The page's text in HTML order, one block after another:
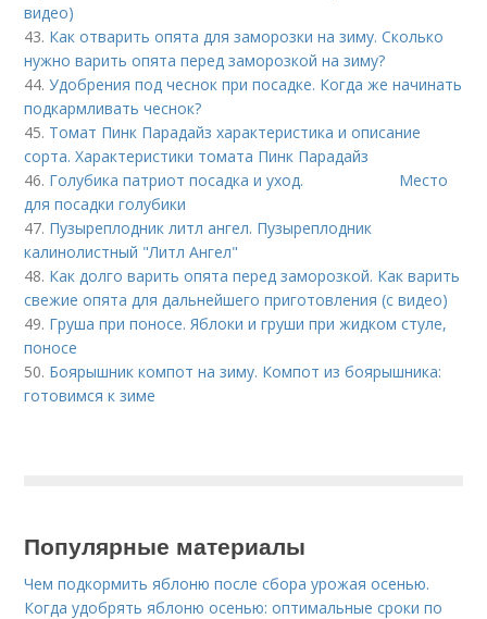
видео)
43. Как отварить опята для заморозки на зиму. Сколько
нужно варить опята перед заморозкой на зиму?
44.Удобрения под чеснок при посадке. Когда же начинать
подкармливать чеснок?
45. Томат Пинк Парадайз характеристика и описание
сорта. Характеристики томата Пинк Парадайз
46. Голубика патриот посадка и уход. Место
для посадки голубики
47. Пузыреплодник литл ангел. Пузыреплодник
калинолистный "Литл Ангел"
48. Как долго варить опята перед заморозкой. Как варить
свежие опята для дальнейшего приготовления (с видео)
49. Груша при поносе. Яблоки и груши при жидком стуле,
поносе
50. Боярышник компот на зиму. Компот из боярышника:
готовимся к зиме
Популярные материалы
Чем подкормить яблоню после сбора урожая осенью.
Когда удобрять яблоню осенью: оптимальные сроки по